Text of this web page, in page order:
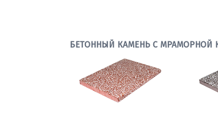
БЕТОННЫЙ КАМЕНЬ С МРАМОРНОЙ